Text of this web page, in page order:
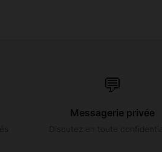
💬
Messagerie privée